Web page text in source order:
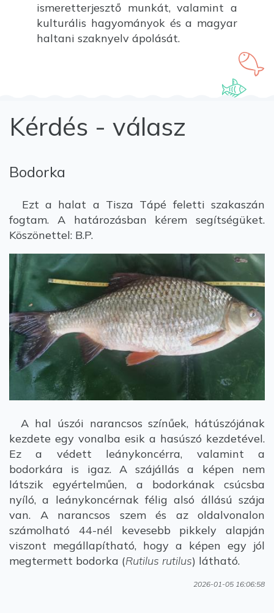
ismeretterjesztő munkát, valamint a
kulturális hagyományok és a magyar
haltani szaknyelv ápolását.
Kérdés - válasz
Bodorka
Ezt a halat a Tisza Tápé feletti szakaszán
fogtam. A határozásban kérem segítségüket.
Köszönettel: B.P.
A hal úszói narancsos színűek, hátúszójának
kezdete egy vonalba esik a hasúszó kezdetével.
Ez a védett leánykoncérra, valamint a
bodorkára is igaz. A szájállás a képen nem
látszik egyértelműen, a bodorkának csúcsba
nyíló, a leánykoncérnak félig alsó állású szája
van. A narancsos szem és az oldalvonalon
számolható 44-nél kevesebb pikkely alapján
viszont megállapítható, hogy a képen egy jól
megtermett bodorka (Rutilus rutilus) látható.
2026-01-05 16:06:58